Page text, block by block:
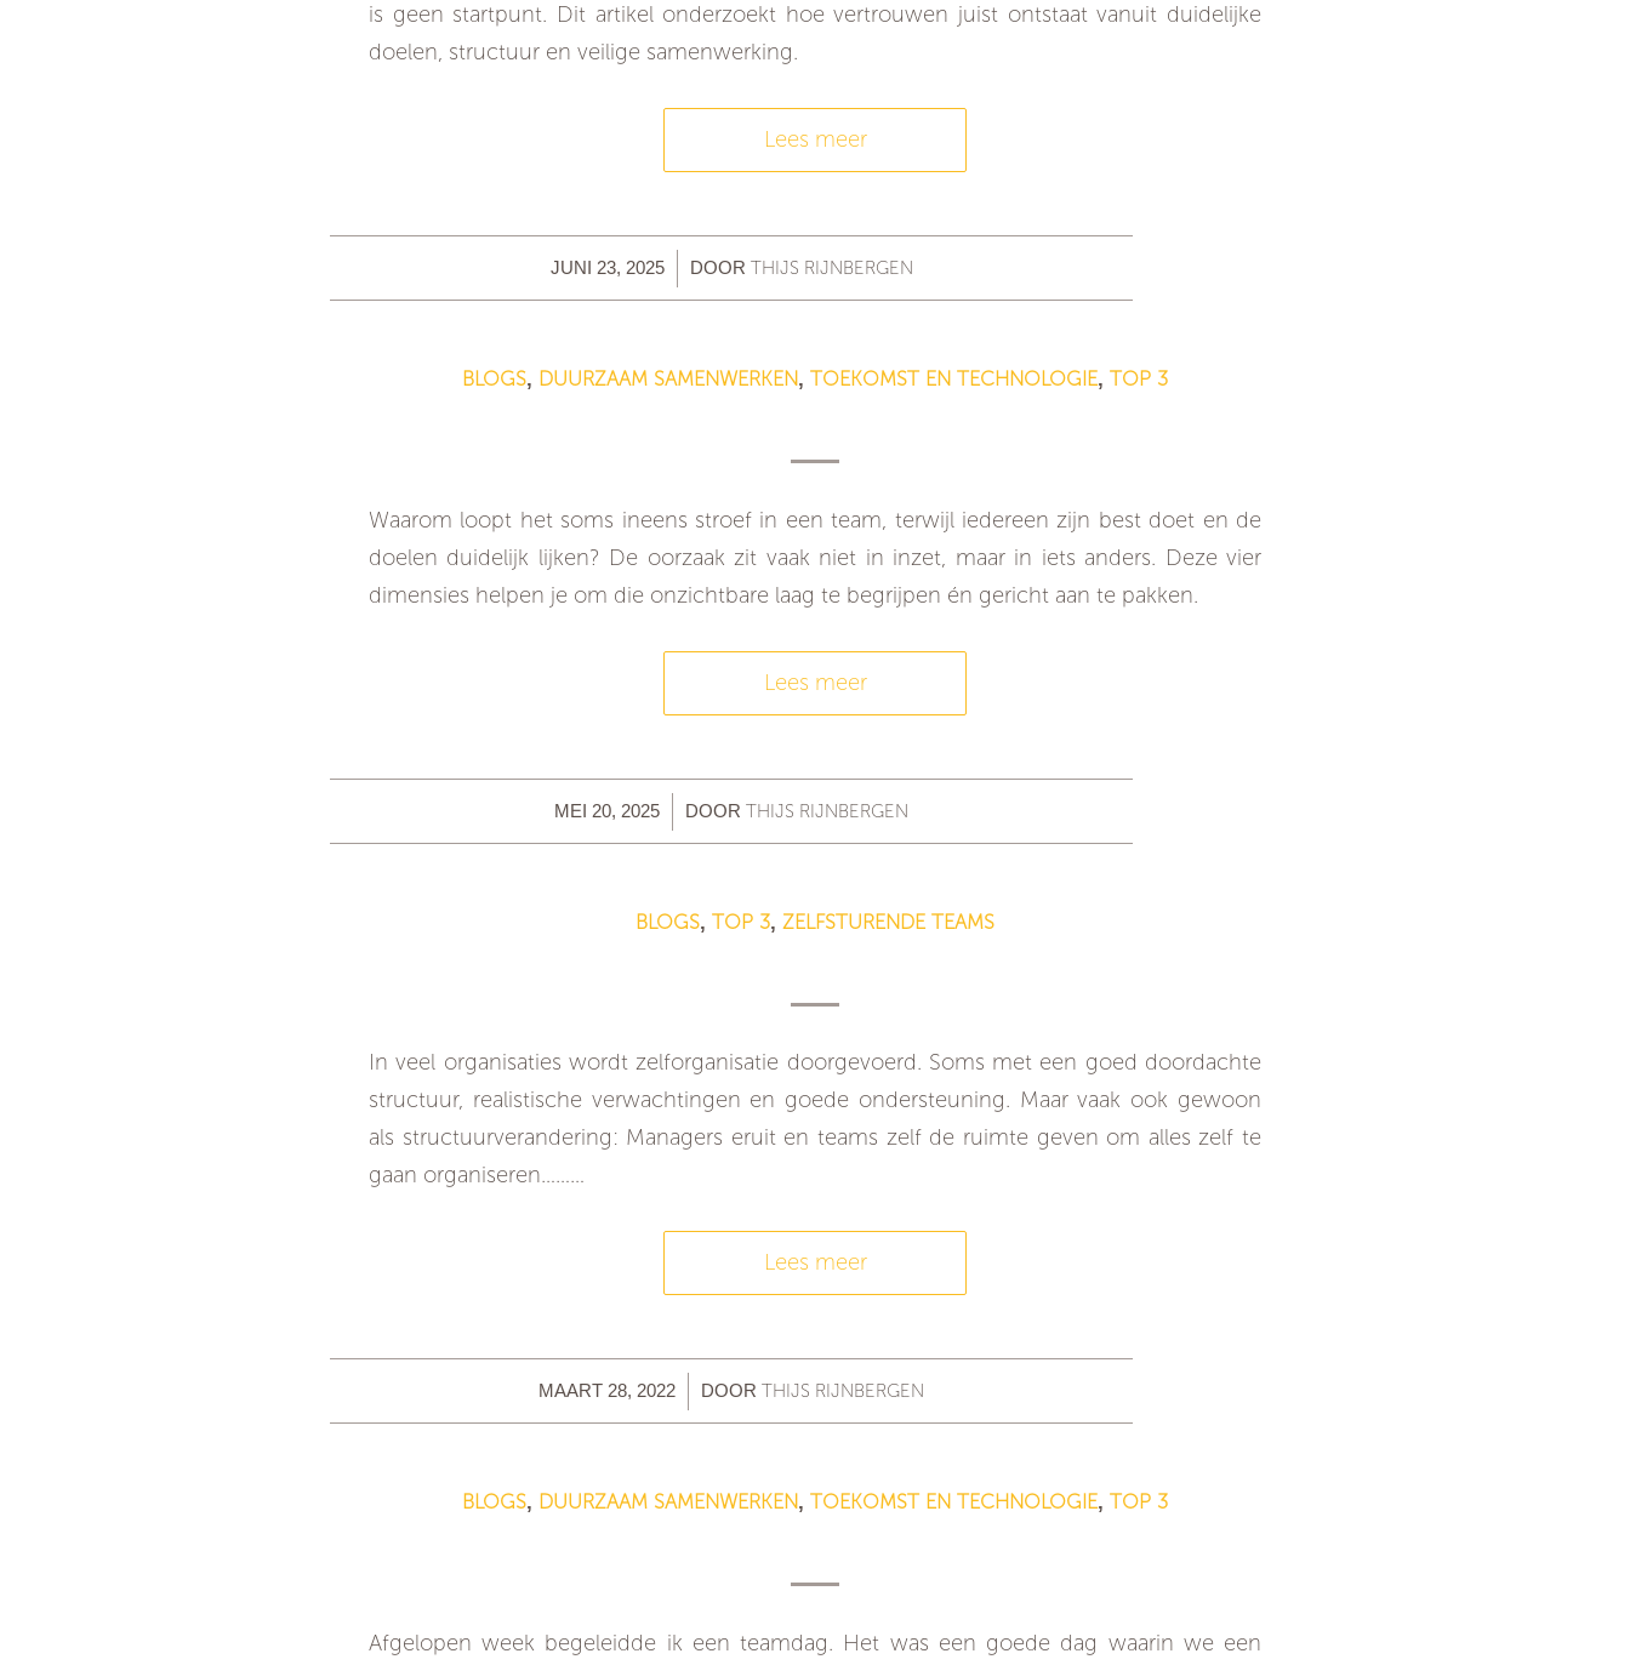
is geen startpunt. Dit artikel onderzoekt hoe vertrouwen juist ontstaat vanuit duidelijke
doelen, structuur en veilige samenwerking.
Lees meer
JUNI 23, 2025
/ DOOR THIJS RIJNBERGEN
BLOGS, DUURZAAM SAMENWERKEN, TOEKOMST EN TECHNOLOGIE, TOP 3
Waarom loopt het soms ineens stroef in een team, terwijl iedereen zijn best doet en de
doelen duidelijk lijken? De oorzaak zit vaak niet in inzet, maar in iets anders. Deze vier
dimensies helpen je om die onzichtbare laag te begrijpen én gericht aan te pakken.
Lees meer
MEI 20, 2025
/ DOORTHIJS RIJNBERGEN
BLOGS, TOP 3, ZELFSTURENDE TEAMS
In veel organisaties wordt zelforganisatie doorgevoerd. Soms met een goed doordachte
structuur, realistische verwachtingen en goede ondersteuning. Maar vaak ook gewoon
als structuurverandering: Managers eruit en teams zelf de ruimte geven om alles zelf te
gaan organiseren………
Lees meer
MAART 28, 2022
/ DOORTHIJS RIJNBERGEN
BLOGS, DUURZAAM SAMENWERKEN, TOEKOMST EN TECHNOLOGIE, TOP 3
Afgelopen week begeleidde ik een teamdag. Het was een goede dag waarin we een